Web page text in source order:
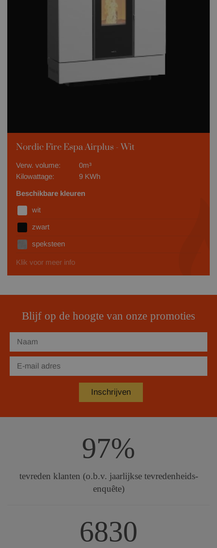
Nordic Fire Espa Airplus - Wit
Verw. volume:
0m³
Kilowattage:
9 KWh
Beschikbare kleuren
wit
zwart
speksteen
Klik voor meer info
Blijf op de hoogte van onze promoties
97%
tevreden klanten (o.b.v. jaarlijkse tevredenheids-
enquête)
6830